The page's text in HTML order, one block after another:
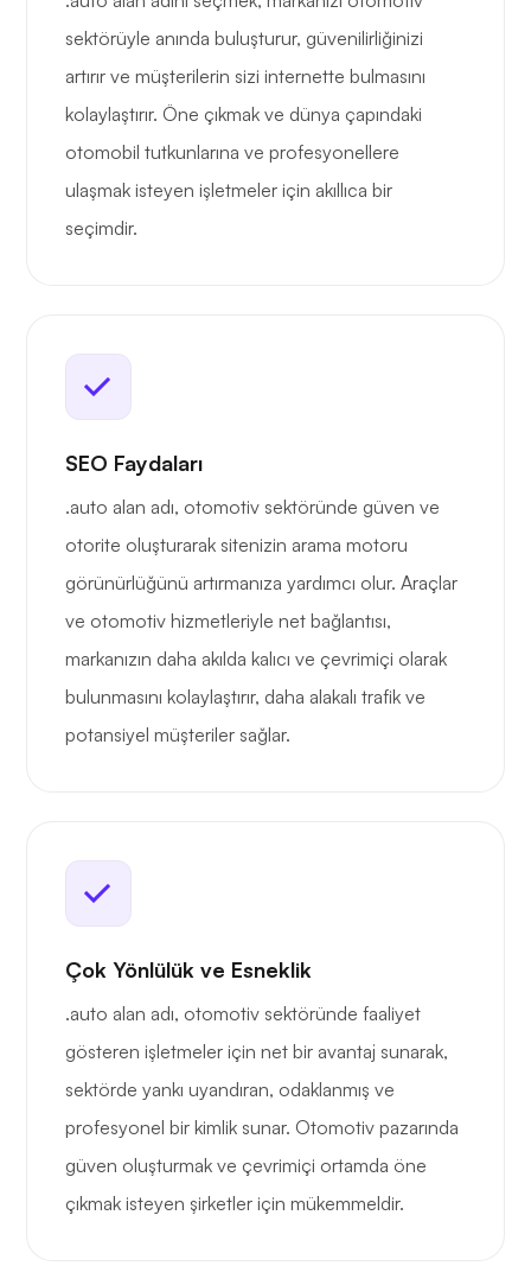
sektörüyle anında buluşturur, güvenilirliğinizi
artırır ve müşterilerin sizi internette bulmasını
kolaylaştırır. Öne çıkmak ve dünya çapındaki
otomobil tutkunlarına ve profesyonellere
ulaşmak isteyen işletmeler için akıllıca bir
seçimdir.
SEO Faydaları
.auto alan adı, otomotiv sektöründe güven ve
otorite oluşturarak sitenizin arama motoru
görünürlüğünü artırmanıza yardımcı olur. Araçlar
ve otomotiv hizmetleriyle net bağlantısı,
markanızın daha akılda kalıcı ve çevrimiçi olarak
bulunmasını kolaylaştırır, daha alakalı trafik ve
potansiyel müşteriler sağlar.
Çok Yönlülük ve Esneklik
.auto alan adı, otomotiv sektöründe faaliyet
gösteren işletmeler için net bir avantaj sunarak,
sektörde yankı uyandıran, odaklanmış ve
profesyonel bir kimlik sunar. Otomotiv pazarında
güven oluşturmak ve çevrimiçi ortamda öne
çıkmak isteyen şirketler için mükemmeldir.